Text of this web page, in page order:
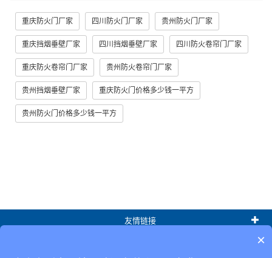
重庆防火门厂家 四川防火门厂家 贵州防火门厂家
重庆挡烟垂壁厂家 四川挡烟垂壁厂家 四川防火卷帘门厂家
重庆防火卷帘门厂家 贵州防火卷帘门厂家
贵州挡烟垂壁厂家 重庆防火门价格多少钱一平方
贵州防火门价格多少钱一平方
友情链接
×